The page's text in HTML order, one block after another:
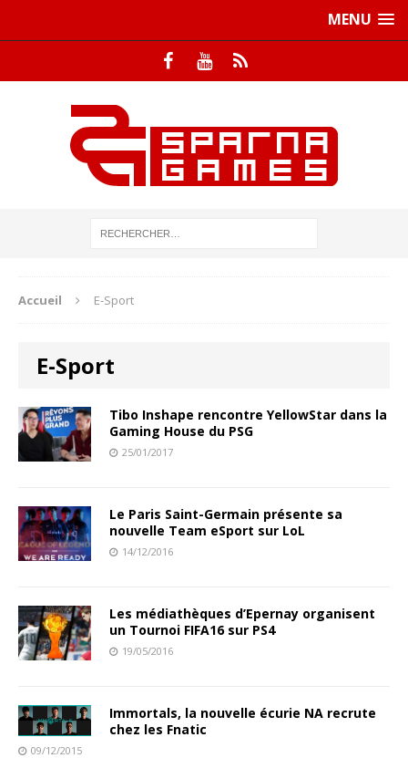
MENU
Accueil E-Sport
E-Sport
Tibo Inshape rencontre YellowStar dans la
Gaming House du PSG
25/01/2017
Le Paris Saint-Germain présente sa
nouvelle Team eSport sur LoL
14/12/2016
Les médiathèques d’Epernay organisent
un Tournoi FIFA16 sur PS4
19/05/2016
Immortals, la nouvelle écurie NA recrute
chez les Fnatic
09/12/2015